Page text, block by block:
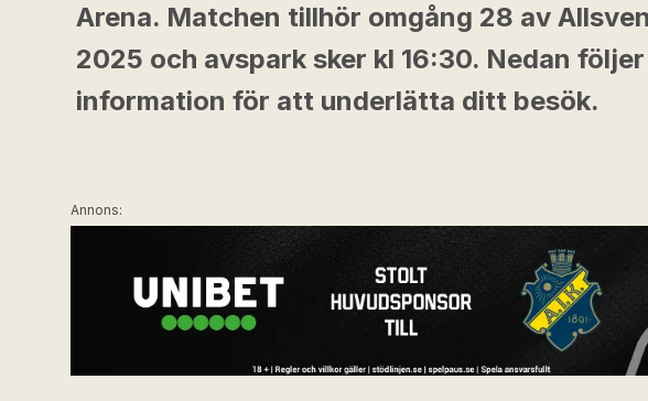
Arena. Matchen tillhör omgång 28 av
2025 och avspark sker kl 16:30. Nedan följer
information för att underlätta ditt besök.
Annons: